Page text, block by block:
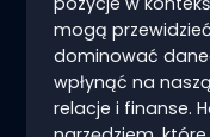
mogą
dominować
wpłynąć na
relacje i finanse.